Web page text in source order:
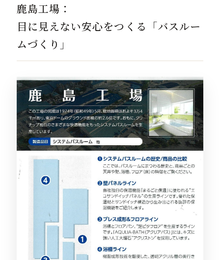
鹿島工場：
目に見えない安心をつくる「バスルー
ムづくり」